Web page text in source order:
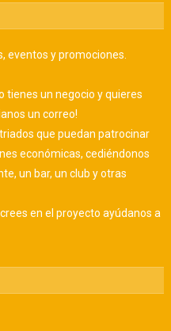
eventos y promociones.
tienes un negocio y quieres
un correo!
que puedan patrocinar
económicas, cediéndonos
un bar, un club y otras
en el proyecto ayúdanos a